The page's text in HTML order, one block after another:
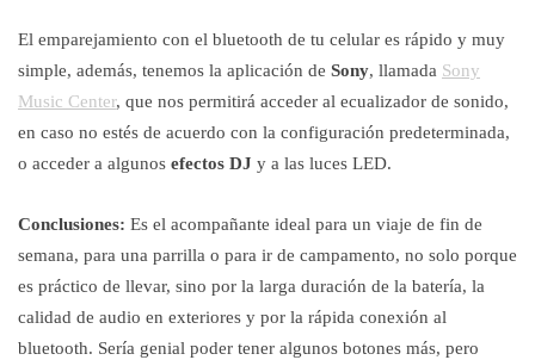
El emparejamiento con el bluetooth de tu celular es rápido y muy
simple, además, tenemos la aplicación de Sony, llamada Sony
Music Center, que nos permitirá acceder al ecualizador de sonido,
en caso no estés de acuerdo con la configuración predeterminada,
o acceder a algunos efectos DJ y a las luces LED.
Conclusiones: Es el acompañante ideal para un viaje de fin de
semana, para una parrilla o para ir de campamento, no solo porque
es práctico de llevar, sino por la larga duración de la batería, la
calidad de audio en exteriores y por la rápida conexión al
bluetooth. Sería genial poder tener algunos botones más, pero